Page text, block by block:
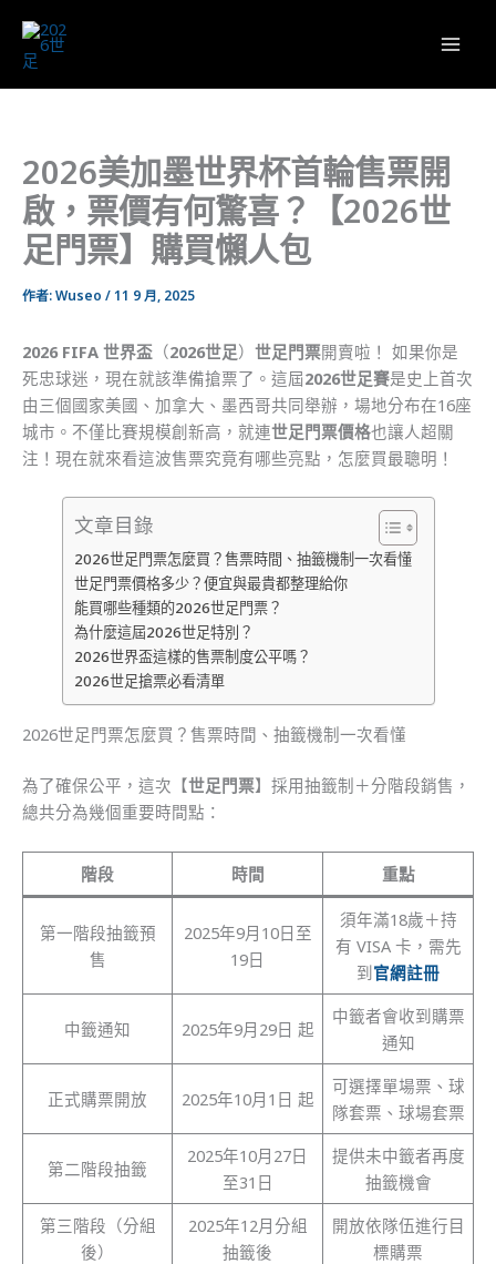
要
2026美加墨世界杯首輪售票開
啟，票價有何驚喜？【2026世
足門票】購買懶人包
作者:Wuseo /11 9 月, 2025
2026 FIFA 世界盃 （2026世足） 世足門票開賣啦！ 如果你是
死忠球迷，現在就該準備搶票了。這屆2026世足賽是史上首次
由三個國家美國、加拿大、墨西哥共同舉辦，場地分布在16座
城市。不僅比賽規模創新高，就連世足門票價格也讓人超關
注！現在就來看這波售票究竟有哪些亮點，怎麼買最聰明！
文章目錄
2026世足門票怎麼買？售票時間、抽籤機制一次看懂
世足門票價格多少？便宜與最貴都整理給你
能買哪些種類的2026世足門票？
為什麼這屆2026世足特別？
2026世界盃這樣的售票制度公平嗎？
2026世足搶票必看清單
2026世足門票怎麼買？售票時間、抽籤機制一次看懂
為了確保公平，這次【世足門票】採用抽籤制＋分階段銷售，
總共分為幾個重要時間點：
階段 時間 重點
第一階段抽籤預
售
2025年9月10日至
19日
須年滿18歲＋持
有 VISA 卡，需先
到官網註冊
中籤通知 2025年9月29日 起
中籤者會收到購票
通知
正式購票開放 2025年10月1日 起
可選擇單場票、球
隊套票、球場套票
第二階段抽籤
2025年10月27日
至31日
提供未中籤者再度
抽籤機會
第三階段（分組
後）
2025年12月分組
抽籤後
開放依隊伍進行目
標購票